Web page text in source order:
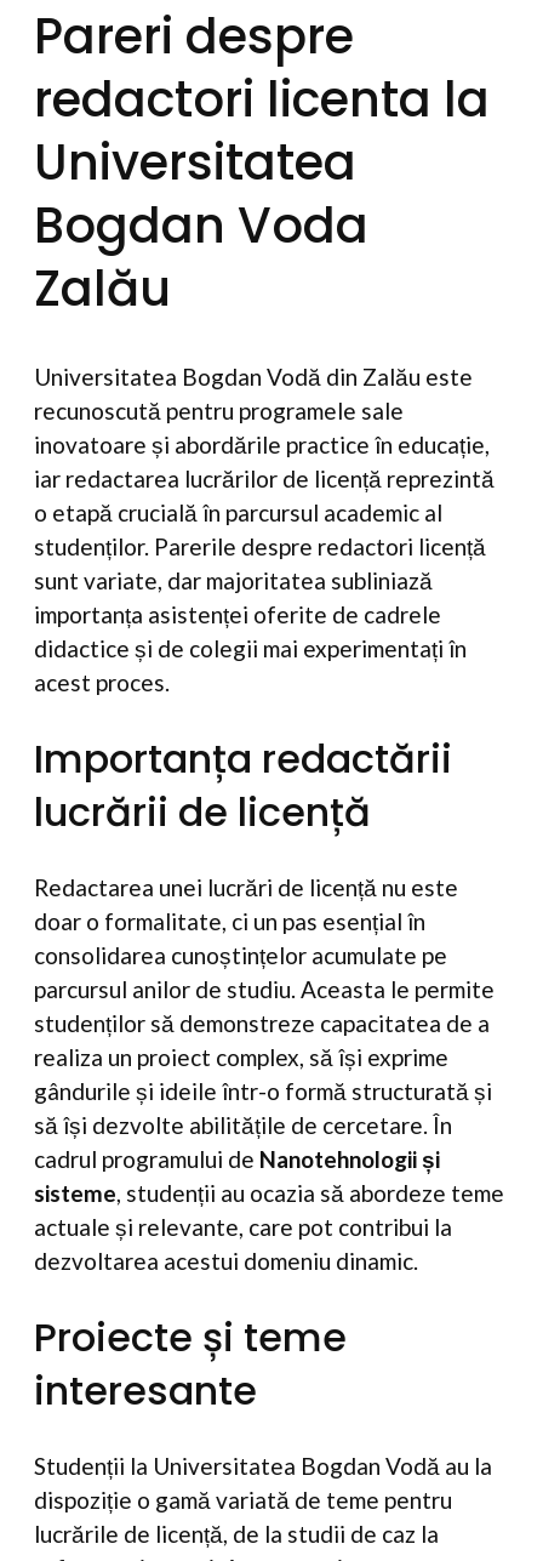
Pareri despre
redactori licenta la
Universitatea
Bogdan Voda
Zalău
Universitatea Bogdan Vodă din Zalău este
recunoscută pentru programele sale
inovatoare și abordările practice în educație,
iar redactarea lucrărilor de licență reprezintă
o etapă crucială în parcursul academic al
studenților. Parerile despre redactori licență
sunt variate, dar majoritatea subliniază
importanța asistenței oferite de cadrele
didactice și de colegii mai experimentați în
acest proces.
Importanța redactării
lucrării de licență
Redactarea unei lucrări de licență nu este
doar o formalitate, ci un pas esențial în
consolidarea cunoștințelor acumulate pe
parcursul anilor de studiu. Aceasta le permite
studenților să demonstreze capacitatea de a
realiza un proiect complex, să își exprime
gândurile și ideile într-o formă structurată și
să își dezvolte abilitățile de cercetare. În
cadrul programului de Nanotehnologii și
sisteme, studenții au ocazia să abordeze teme
actuale și relevante, care pot contribui la
dezvoltarea acestui domeniu dinamic.
Proiecte și teme
interesante
Studenții la Universitatea Bogdan Vodă au la
dispoziție o gamă variată de teme pentru
lucrările de licență, de la studii de caz la